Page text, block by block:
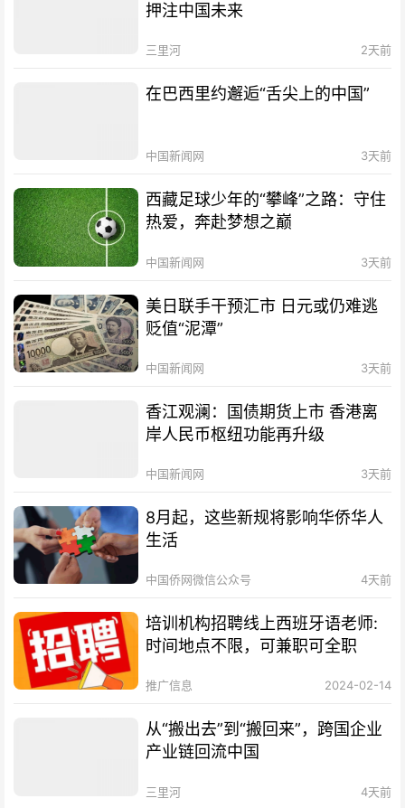
押注中国未来
三里河 2天前
在巴西里约邂逅“舌尖上的中国”
中国新闻网 3天前
西藏足球少年的“攀峰”之路：守住
热爱，奔赴梦想之巅
中国新闻网 3天前
美日联手干预汇市 日元或仍难逃
贬值“泥潭”
中国新闻网 3天前
香江观澜：国债期货上市 香港离
岸人民币枢纽功能再升级
中国新闻网 3天前
8月起，这些新规将影响华侨华人
生活
中国侨网微信公众号 4天前
培训机构招聘线上西班牙语老师:
时间地点不限，可兼职可全职
推广信息 2024-02-14
从“搬出去”到“搬回来”，跨国企业
产业链回流中国
三里河 4天前